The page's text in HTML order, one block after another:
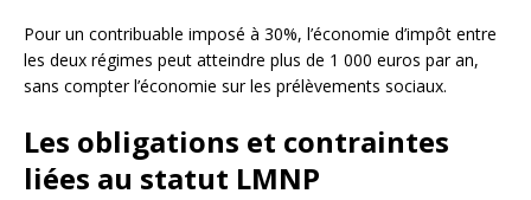
Pour un contribuable imposé à 30%, l’économie d’impôt entre
les deux régimes peut atteindre plus de 1 000 euros par an,
sans compter l’économie sur les prélèvements sociaux.
Les obligations et contraintes
liées au statut LMNP